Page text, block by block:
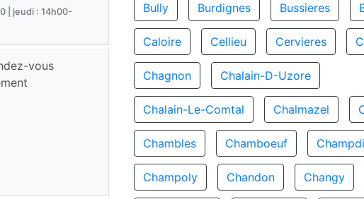
| jeudi : 14h00-
vous
Bully Burdignes Bussieres
Caloire Cellieu Cervieres
Chagnon Chalain-D-Uzore
Chalain-Le-Comtal Chalmazel
Chambles Chamboeuf
Champoly Chandon Changy